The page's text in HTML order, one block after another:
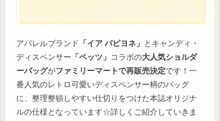
アパレルブランド 「イア パピヨネ」
とキャンディ・
ディスペンサー 「ペッツ」 コラボの大人気ショルダ
ーバッグがファミリーマートで再販売決定です！一
番人気のレトロ可愛いディスペンサー柄のバッグ
に、整理整頓しやすい仕切りをつけた本誌オリジナ
ルの仕様となっています☆詳しくご紹介していきま